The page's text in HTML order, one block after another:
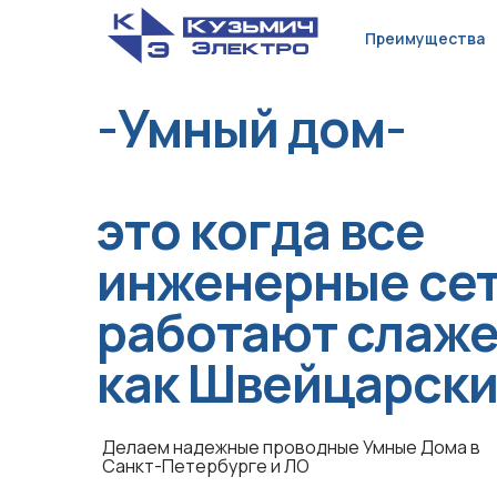
Преимущества
-Умный дом-
это когда все
инженерные
работают
как
Делаем надежные проводные Умные Дома в
Санкт-Петербурге и ЛО